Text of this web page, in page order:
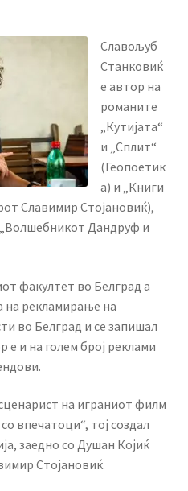
Славољуб
Станковиќ
е автор на
романите
„Кутијата“
и „Сплит“
(Геопоетик
а) и „Книги
Славимир Стојановиќ),
Дандруф и
факултет во Белград а
на рекламирање на
во Белград и се запишал
е и на голем број реклами
на играниот филм
впечатоци“, тој создал
заедно со Душан Којиќ
Стојановиќ.